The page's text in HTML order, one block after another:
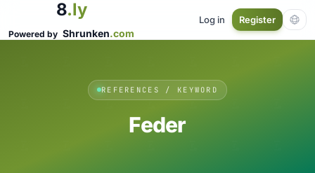
8.ly
Powered by Shrunken.com
Log in Register
REFERENCES / KEYWORD
Feder